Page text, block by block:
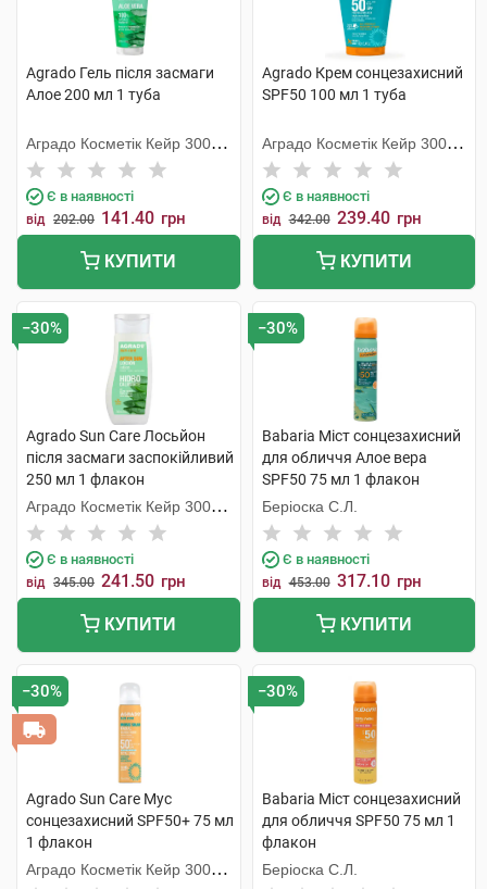
Agrado Гель після засмаги
Алое 200 мл 1 туба
Аградо Косметік Кейр 3000
С.Л.У.
Є в наявності
від 202.00 141.40 грн
КУПИТИ
Agrado Крем сонцезахисний
SPF50 100 мл 1 туба
Аградо Косметік Кейр 3000
С.Л.У.
Є в наявності
від 342.00 239.40 грн
КУПИТИ
−30%
Agrado Sun Care Лосьйон
після засмаги заспокійливий
250 мл 1 флакон
Аградо Косметік Кейр 3000
С.Л.У.
Є в наявності
від 345.00 241.50 грн
КУПИТИ
−30%
Babaria Міст сонцезахисний
для обличчя Алое вера
SPF50 75 мл 1 флакон
Беріоска С.Л.
Є в наявності
від 453.00 317.10 грн
КУПИТИ
−30%
Agrado Sun Care Мус
сонцезахисний SPF50+ 75 мл
1 флакон
Аградо Косметік Кейр 3000
−30%
Babaria Міст сонцезахисний
для обличчя SPF50 75 мл 1
флакон
Беріоска С.Л.